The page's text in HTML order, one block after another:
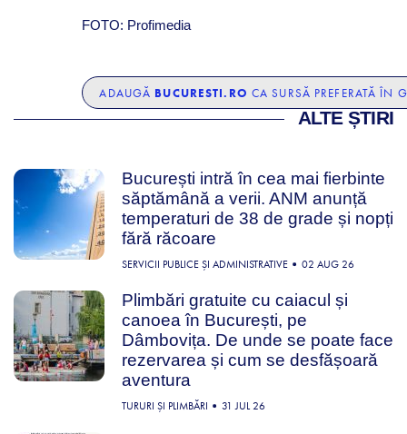
FOTO: Profimedia
ADAUGĂ BUCURESTI.RO CA SURSĂ PREFERATĂ ÎN
ALTE ȘTIRI
București intră în cea mai fierbinte
săptămână a verii. ANM anunță
temperaturi de 38 de grade și nopți
fără răcoare
SERVICII PUBLICE ȘI ADMINISTRATIVE 02 AUG 26
Plimbări gratuite cu caiacul și
canoea în București, pe
Dâmbovița. De unde se poate face
rezervarea și cum se desfășoară
aventura
TURURI ȘI PLIMBĂRI 31 JUL 26